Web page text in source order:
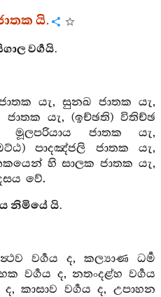
යි.
වර්‍ගයි.
යැ, සුනඛ ජාතක යැ,
යැ, (ඉච්ඡති) විතිච්ඡ
මූලපරියාය ජාතක යැ,
පාදඤ්ජලි ජාතක යැ,
හි සාලක ජාතක යැ,
වේ.
නිමියේ යි.
වර්‍ගය ද, කල්‍යාණ ධර්‍ම
වර්‍ගය ද, නතංදළ්හ වර්‍ගය
කාසාව වර්‍ගය ද, උපාහන